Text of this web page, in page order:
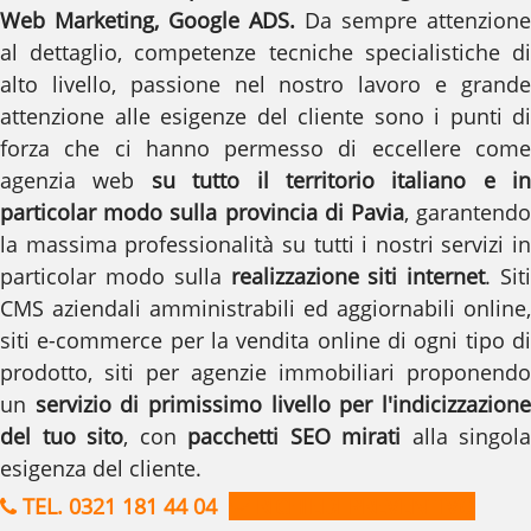
Web Marketing, Google ADS. Da sempre attenzione
al dettaglio, competenze tecniche specialistiche di
alto livello, passione nel nostro lavoro e grande
attenzione alle esigenze del cliente sono i punti di
forza che ci hanno permesso di eccellere come
agenzia web su tutto il territorio italiano e in
particolar modo sulla provincia di Pavia, garantendo
la massima professionalità su tutti i nostri servizi in
particolar modo sulla realizzazione siti internet. Siti
CMS aziendali amministrabili ed aggiornabili online,
siti e-commerce per la vendita online di ogni tipo di
prodotto, siti per agenzie immobiliari proponendo
un servizio di primissimo livello per l'indicizzazione
del tuo sito, con pacchetti SEO mirati alla singola
esigenza del cliente.
TEL. 0321 181 44 04